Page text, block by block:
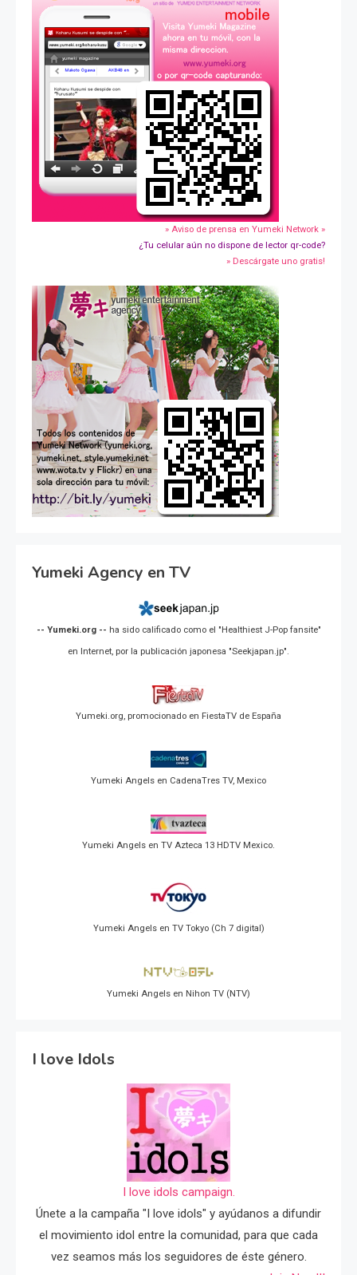
» Aviso de prensa en Yumeki Network »
¿Tu celular aún no dispone de lector qr-code?
» Descárgate uno gratis!
Yumeki Agency en TV
-- Yumeki.org -- ha sido calificado como el "Healthiest J-Pop fansite"
en Internet, por la publicación japonesa "Seekjapan.jp".
Yumeki.org, promocionado en FiestaTV de España
Yumeki Angels en CadenaTres TV, Mexico
Yumeki Angels en TV Azteca 13 HDTV Mexico.
Yumeki Angels en TV Tokyo (Ch 7 digital)
Yumeki Angels en Nihon TV (NTV)
I love Idols
I love idols campaign.
Únete a la campaña "I love idols" y ayúdanos a difundir
el movimiento idol entre la comunidad, para que cada
vez seamos más los seguidores de éste género.